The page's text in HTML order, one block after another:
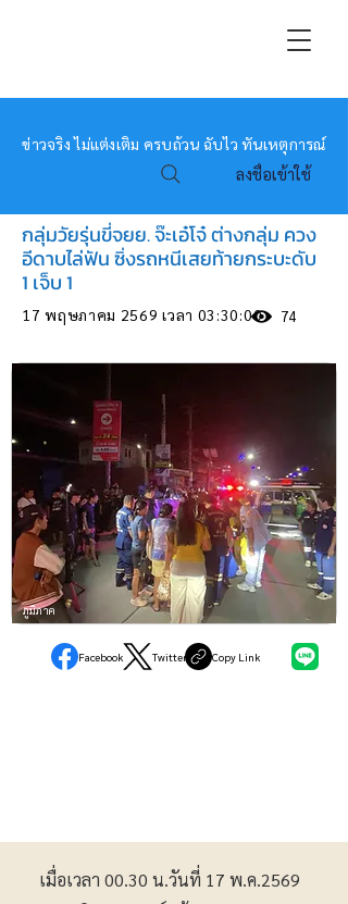
หมอข่าว
ข่าวจริง ไม่แต่งเติม ครบถ้วน ฉับไว ทันเหตุการณ์
ลงชื่อเข้าใช้
กลุ่มวัยรุ่นขี่จยย. จ๊ะเอ๋โจ๋ ต่างกลุ่ม ควง
อีดาบไล่ฟัน ซิ่งรถหนีเสยท้ายกระบะดับ
1 เจ็บ 1
17 พฤษภาคม 2569 เวลา 03:30:00 74
ภูมิภาค
Facebook Twitter Copy Link
เมื่อเวลา 00.30 น.วันที่ 17 พ.ค.2569